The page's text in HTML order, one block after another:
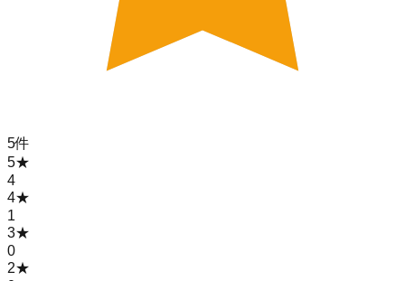
5件
5★
4
4★
1
3★
0
2★